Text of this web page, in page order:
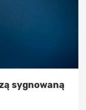
sygnowaną